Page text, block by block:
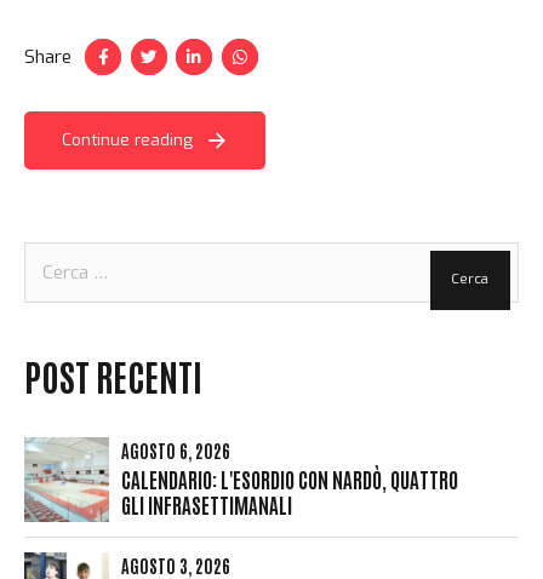
Share
Continue reading
per:
POST RECENTI
AGOSTO 6, 2026
CALENDARIO: L'ESORDIO CON NARDÒ, QUATTRO
GLI INFRASETTIMANALI
AGOSTO 3, 2026